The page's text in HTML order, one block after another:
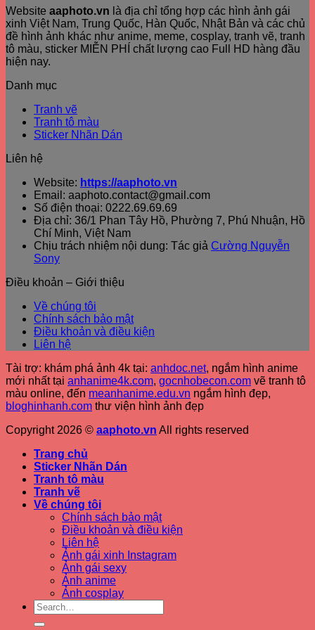
Website aaphoto.vn là địa chỉ tổng hợp các hình ảnh gái
xinh Việt Nam, Trung Quốc, Hàn Quốc, Nhật Bản và các chủ
đề hình ảnh khác như anime, meme, cosplay, tranh vẽ, tranh
tô màu, sticker MIỄN PHÍ chất lượng cao Full HD hàng đầu
hiện nay.
Danh mục
Tranh vẽ
Tranh tô màu
Sticker Nhãn Dán
Liên hệ
Website: https://aaphoto.vn
Email: aaphoto.contact@gmail.com
Số điện thoại: 0222.69.69.69
Địa chỉ: 36/1 Phan Tây Hồ, Phường 7, Phú Nhuận, Hồ
Chí Minh, Việt Nam
Chịu trách nhiệm nội dung: Tác giả Cường Nguyễn
Sony
Điều khoản – Giới thiệu
Về chúng tôi
Chính sách bảo mật
Điều khoản và điều kiện
Liên hệ
Tài trợ: khám phá ảnh 4k tại: anhdoc.net, ngắm hình anime
mới nhất tại anhanime4k.com, gocnhobecon.com vẽ tranh tô
màu online, đến meanhanime.edu.vn ngắm hình đẹp,
bloghinhanh.com thư viện hình ảnh đẹp
Copyright 2026 © aaphoto.vn All rights reserved
Trang chủ
Sticker Nhãn Dán
Tranh tô màu
Tranh vẽ
Về chúng tôi
Chính sách bảo mật
Điều khoản và điều kiện
Liên hệ
Ảnh gái xinh Instagram
Ảnh gái sexy
Ảnh anime
Ảnh cosplay